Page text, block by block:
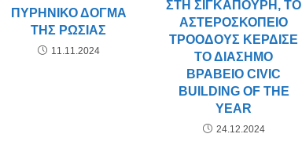
ΠΥΡΗΝΙΚΌ ΔΌΓΜΑ
ΤΗΣ ΡΩΣΊΑΣ
11.11.2024
ΣΤΗ ΣΙΓΚΑΠΟΎΡΗ, ΤΟ
ΑΣΤΕΡΟΣΚΟΠΕΊΟ
ΤΡΟΌΔΟΥΣ ΚΈΡΔΙΣΕ
ΤΟ ΔΙΆΣΗΜΟ
ΒΡΑΒΕΊΟ CIVIC
BUILDING OF THE
YEAR
24.12.2024